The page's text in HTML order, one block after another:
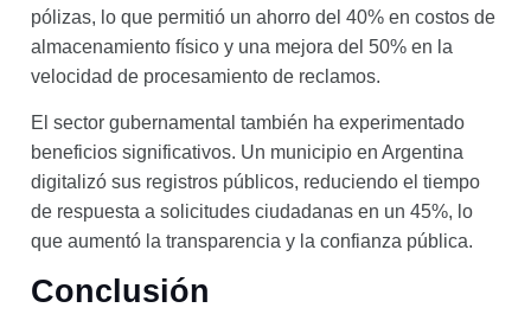
pólizas, lo que permitió un ahorro del 40% en costos de
almacenamiento físico y una mejora del 50% en la
velocidad de procesamiento de reclamos.
El sector gubernamental también ha experimentado
beneficios significativos. Un municipio en Argentina
digitalizó sus registros públicos, reduciendo el tiempo
de respuesta a solicitudes ciudadanas en un 45%, lo
que aumentó la transparencia y la confianza pública.
Conclusión